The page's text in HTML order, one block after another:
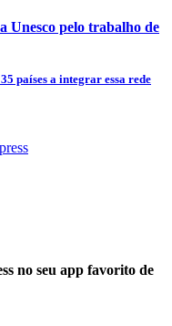
Unesco pelo trabalho de
países a integrar essa rede
no seu app favorito de